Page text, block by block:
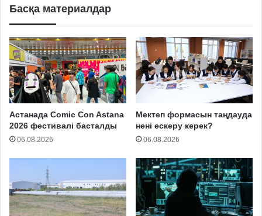
Басқа материалдар
Астанада Comic Con Astana
2026 фестивалі басталды
06.08.2026
Мектеп формасын таңдауда
нені ескеру керек?
06.08.2026